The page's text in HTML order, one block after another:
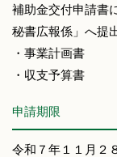
補助金交付申請書
秘書広報係」へ提
・事業計画書
・収支予算書
申請期限
令和７年１１月２